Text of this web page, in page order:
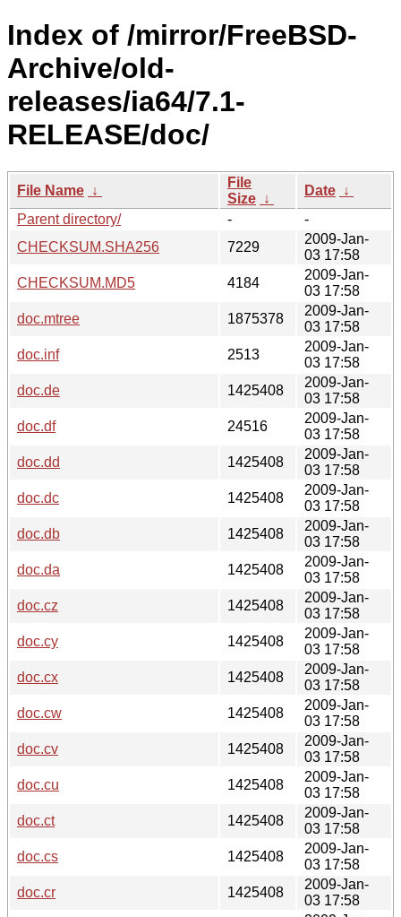
Index of /mirror/FreeBSD-
Archive/old-
releases/ia64/7.1-
RELEASE/doc/
File Name ↓
File
Size ↓
Date ↓
Parent directory/
-
-
CHECKSUM.SHA256
7229
2009-Jan-
03 17:58
CHECKSUM.MD5
4184
2009-Jan-
03 17:58
doc.mtree
1875378
2009-Jan-
03 17:58
doc.inf
2513
2009-Jan-
03 17:58
doc.de
1425408
2009-Jan-
03 17:58
doc.df
24516
2009-Jan-
03 17:58
doc.dd
1425408
2009-Jan-
03 17:58
doc.dc
1425408
2009-Jan-
03 17:58
doc.db
1425408
2009-Jan-
03 17:58
doc.da
1425408
2009-Jan-
03 17:58
doc.cz
1425408
2009-Jan-
03 17:58
doc.cy
1425408
2009-Jan-
03 17:58
doc.cx
1425408
2009-Jan-
03 17:58
doc.cw
1425408
2009-Jan-
03 17:58
doc.cv
1425408
2009-Jan-
03 17:58
doc.cu
1425408
2009-Jan-
03 17:58
doc.ct
1425408
2009-Jan-
03 17:58
doc.cs
1425408
2009-Jan-
03 17:58
doc.cr
1425408
2009-Jan-
03 17:58